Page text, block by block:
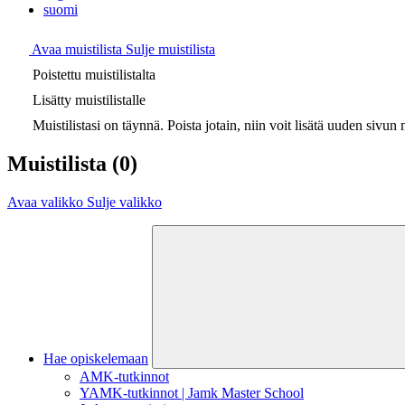
suomi
Avaa muistilista Sulje muistilista
Poistettu muistilistalta
Lisätty muistilistalle
Muistilistasi on täynnä. Poista jotain, niin voit lisätä uuden sivun
Muistilista (0)
Avaa valikko Sulje valikko
Hae opiskelemaan
AMK-tutkinnot
YAMK-tutkinnot | Jamk Master School